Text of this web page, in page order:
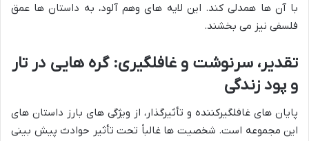
با آن ها همدلی کند. این لایه های وهم آلود، به داستان ها عمق
فلسفی نیز می بخشند.
تقدیر، سرنوشت و غافلگیری: گره هایی در تار
و پود زندگی
پایان های غافلگیرکننده و تأثیرگذار، از ویژگی های بارز داستان های
این مجموعه است. شخصیت ها غالباً تحت تأثیر حوادث پیش بینی